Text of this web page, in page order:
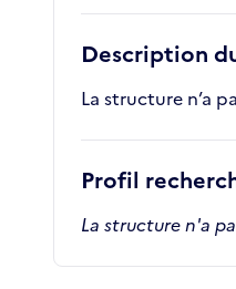
Description
La structure n’a
Profil
La structure n'a